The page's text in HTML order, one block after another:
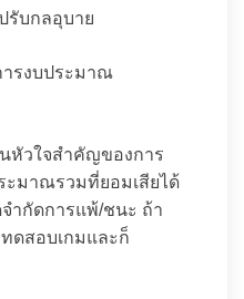
รับกลอุบาย
ารงบประมาณ
หัวใจสำคัญของการ
ะมาณรวมที่ยอมเสียได้
ำกัดการแพ้/ชนะ ถ้า
ดสอบเกมและก็